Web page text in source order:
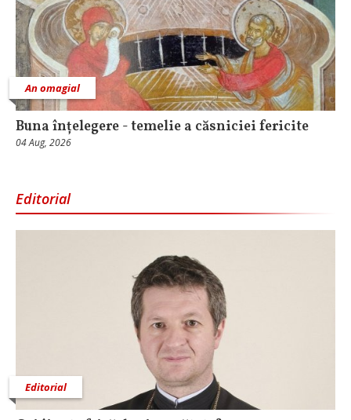
An omagial
Buna înțelegere - temelie a căsniciei fericite
04 Aug, 2026
Editorial
Editorial